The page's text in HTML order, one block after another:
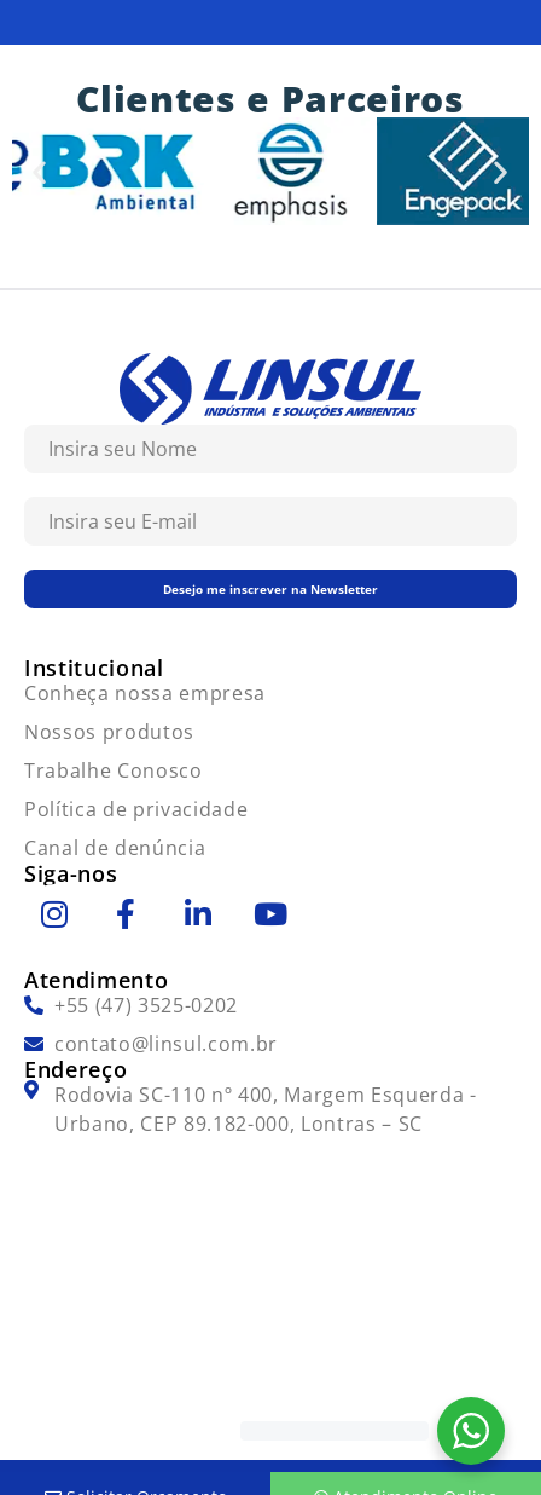
Clientes e Parceiros
Desejo me inscrever na Newsletter
Institucional
Conheça nossa empresa
Nossos produtos
Trabalhe Conosco
Política de privacidade
Canal de denúncia
Siga-nos
Atendimento
+55 (47) 3525-0202
contato@linsul.com.br
Endereço
Rodovia SC-110 nº 400, Margem Esquerda -
Urbano, CEP 89.182-000, Lontras – SC
Todos os direitos reservados - Linsul 2026.